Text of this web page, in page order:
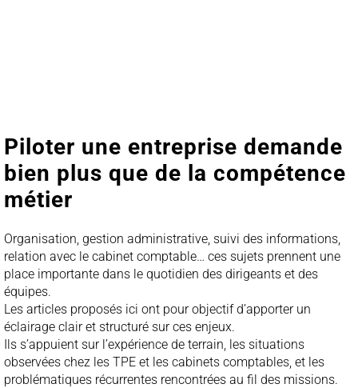
Piloter une entreprise demande
bien plus que de la compétence
métier
Organisation, gestion administrative, suivi des informations,
relation avec le cabinet comptable… ces sujets prennent une
place importante dans le quotidien des dirigeants et des
équipes.
Les articles proposés ici ont pour objectif d’apporter un
éclairage clair et structuré sur ces enjeux.
Ils s’appuient sur l’expérience de terrain, les situations
observées chez les TPE et les cabinets comptables, et les
problématiques récurrentes rencontrées au fil des missions.